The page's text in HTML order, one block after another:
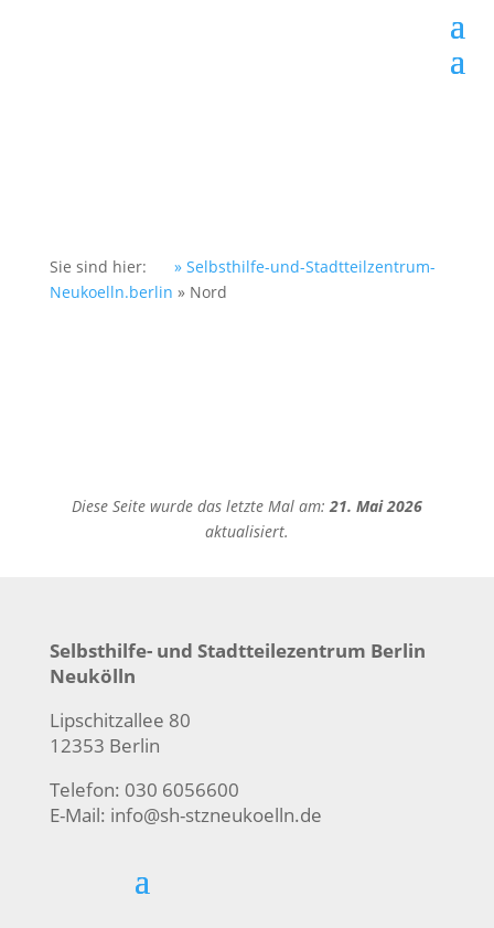
Sie sind hier:
» Selbsthilfe-und-Stadtteilzentrum-
Neukoelln.berlin » Nord
Diese Seite wurde das letzte Mal am:21. Mai 2026
aktualisiert.
Selbsthilfe- und Stadtteilezentrum Berlin
Neukölln
Lipschitzallee 80
12353 Berlin
Telefon: 030 6056600
E-Mail: info@sh-stzneukoelln.de